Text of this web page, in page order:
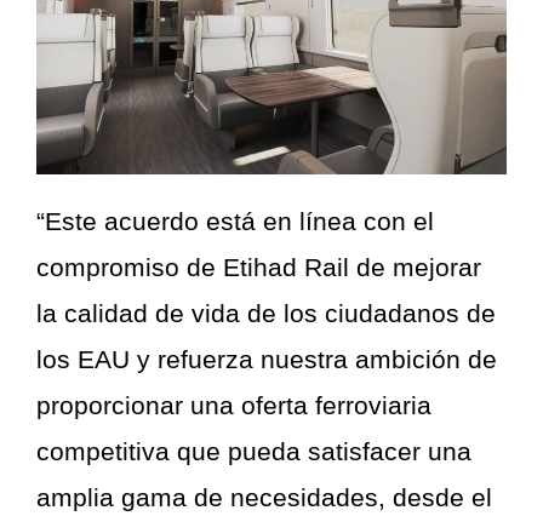
“Este acuerdo está en línea con el
compromiso de Etihad Rail de mejorar
la calidad de vida de los ciudadanos de
los EAU y refuerza nuestra ambición de
proporcionar una oferta ferroviaria
competitiva que pueda satisfacer una
amplia gama de necesidades, desde el